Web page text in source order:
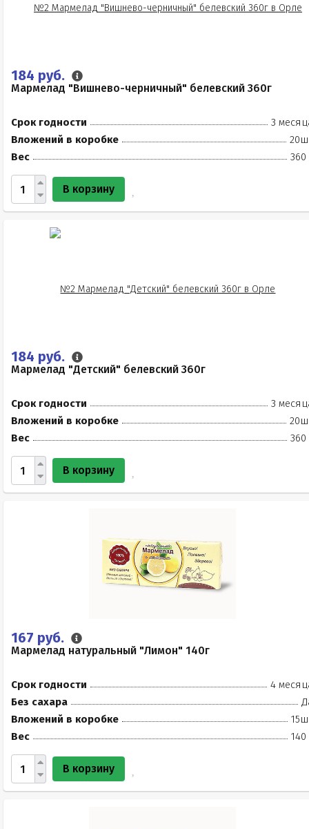
184 руб.
Мармелад "Вишнево-черничный" белевский 360г
Срок годности
3
Вложений в коробке
Вес
360
В корзину
184 руб.
Мармелад "Детский" белевский 360г
Срок годности
3
Вложений в коробке
Вес
360
В корзину
167 руб.
Мармелад натуральный "Лимон" 140г
Срок годности
4
Без сахара
Вложений в коробке
Вес
140
В корзину